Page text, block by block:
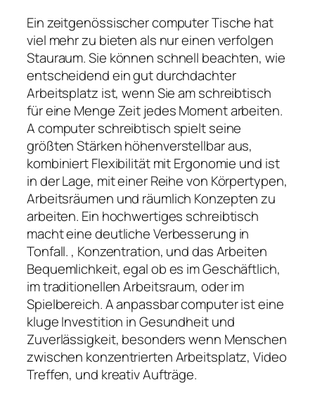
Ein zeitgenössischer computer Tische hat
viel mehr zu bieten als nur einen verfolgen
Stauraum. Sie können schnell beachten, wie
entscheidend ein gut durchdachter
Arbeitsplatz ist, wenn Sie am schreibtisch
für eine Menge Zeit jedes Moment arbeiten.
A computer schreibtisch spielt seine
größten Stärken höhenverstellbar aus,
kombiniert Flexibilität mit Ergonomie und ist
in der Lage, mit einer Reihe von Körpertypen,
Arbeitsräumen und räumlich Konzepten zu
arbeiten. Ein hochwertiges schreibtisch
macht eine deutliche Verbesserung in
Tonfall. , Konzentration, und das Arbeiten
Bequemlichkeit, egal ob es im Geschäftlich,
im traditionellen Arbeitsraum, oder im
Spielbereich. A anpassbar computer ist eine
kluge Investition in Gesundheit und
Zuverlässigkeit, besonders wenn Menschen
zwischen konzentrierten Arbeitsplatz, Video
Treffen, und kreativ Aufträge.